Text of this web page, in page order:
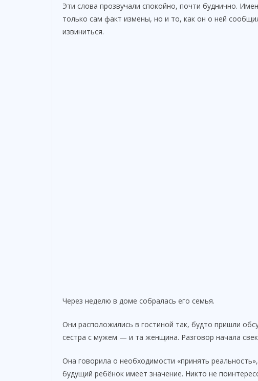
Эти слова прозвучали спокойно, почти буднично.
только сам факт измены, но и то, как он о ней
извиниться.
Через неделю в доме собралась его семья.
Они расположились в гостиной так, будто пришли
сестра с мужем — и та женщина. Разговор начала
Она говорила о необходимости «принять
будущий ребёнок имеет значение. Никто не